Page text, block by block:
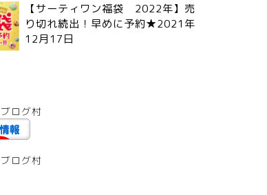
【サーティワン福袋 2022年】売
り切れ続出！早めに予約★2021年
12月17日
ログ村
ログ村